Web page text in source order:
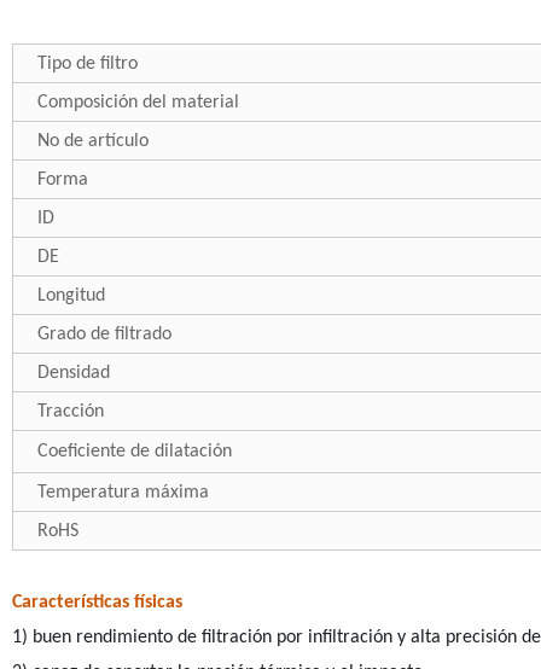
Tipo de filtro
Composición del material
No de artículo
Forma
ID
DE
Longitud
Grado de filtrado
Densidad
Tracción
Coeficiente de dilatación
Temperatura máxima
RoHS
Características físicas
1) buen rendimiento de filtración por infiltración y alta precisión